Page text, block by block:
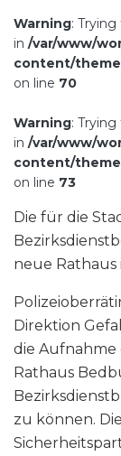
Warning:
in /var/www/
content/
on line 70
Warning:
in /var/www/
content/
on line 73
Die für die
neue
Direktion
die Aufnahme
Rathaus
zu können.